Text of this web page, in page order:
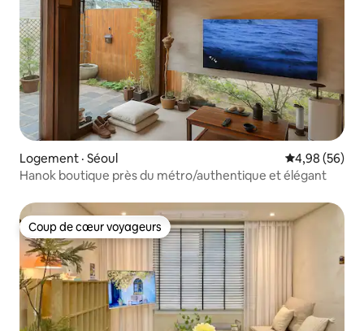
Logement · Séoul Note
4,98 (56)
Hanok boutique près du métro/authentique et élégant
Coup de cœur voyageurs
Coup de cœur voyageurs